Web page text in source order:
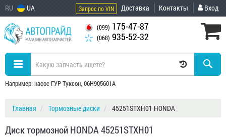
RU UA Запрос по VIN Доставка Контакты Вход
(099) 175-47-87
(068) 935-52-32
Например: насос ГУР Туксон, 06H905601A
Главная Тормозные диски 45251STXH01 HONDA
Диск тормозной HONDA 45251STXH01